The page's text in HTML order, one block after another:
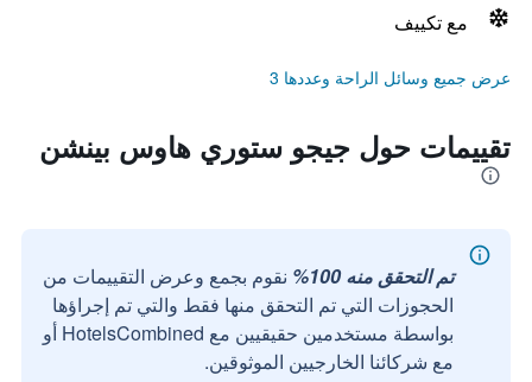
مع تكييف
عرض جميع وسائل الراحة وعددها 3
تقييمات حول جيجو ستوري هاوس بينشن
تم التحقق منه 100%
نقوم بجمع وعرض التقييمات من
الحجوزات التي تم التحقق منها فقط والتي تم إجراؤها
بواسطة مستخدمين حقيقيين مع HotelsCombined أو
مع شركائنا الخارجيين الموثوقين.